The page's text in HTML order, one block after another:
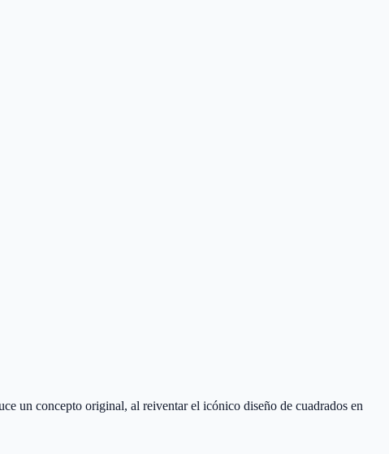
un concepto original, al reiventar el icónico diseño de cuadrados en